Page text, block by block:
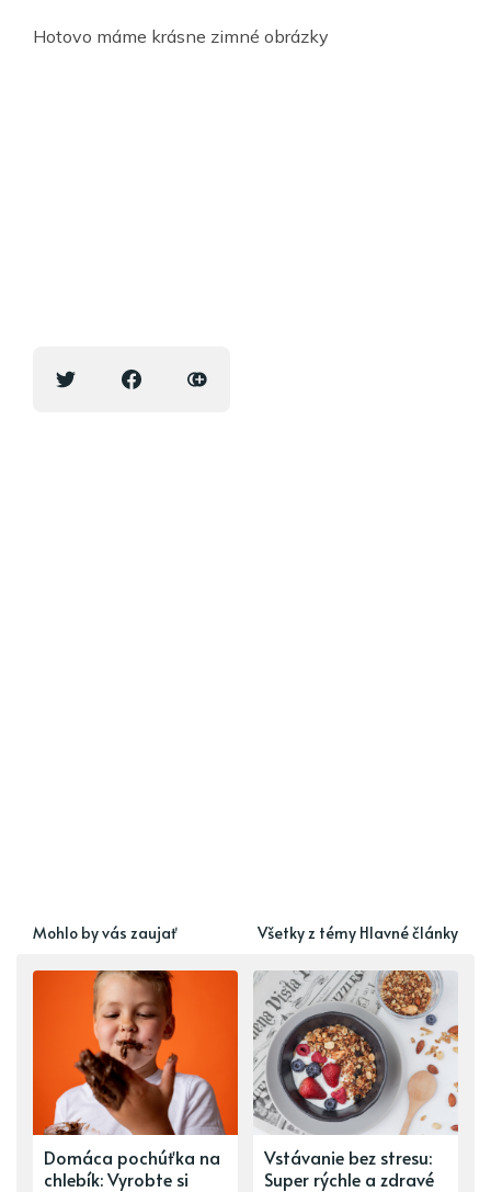
Hotovo máme krásne zimné obrázky
Mohlo by vás zaujať Všetky z témy Hlavné články
Domáca pochúťka na
chlebík: Vyrobte si
Vstávanie bez stresu:
Super rýchle a zdravé